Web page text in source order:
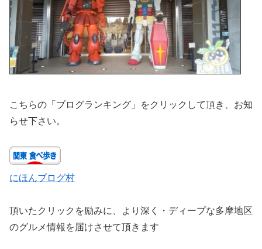
こちらの「ブログランキング」をクリックして頂き、お知
らせ下さい。
にほんブログ村
頂いたクリックを励みに、より深く・ディープな多摩地区
のグルメ情報を届けさせて頂きます